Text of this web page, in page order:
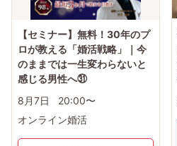
【セミナー】無料！30年のプ
ロが教える「婚活戦略」｜今
のままでは一生変わらないと
感じる男性へ㉛
8月7日
20:00〜
オンライン婚活